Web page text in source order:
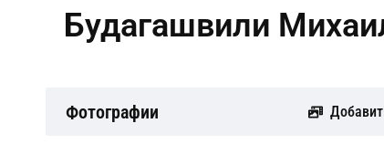
Будагашвили
Фотографии